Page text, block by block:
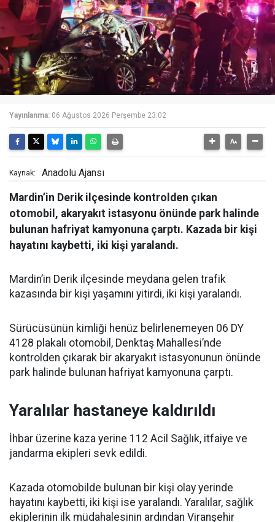
Yayınlanma: 06 Ağustos 2026 Perşembe 23:02
Kaynak: Anadolu Ajansı
Mardin’in Derik ilçesinde kontrolden çıkan
otomobil, akaryakıt istasyonu önünde park halinde
bulunan hafriyat kamyonuna çarptı. Kazada bir kişi
hayatını kaybetti, iki kişi yaralandı.
Mardin’in Derik ilçesinde meydana gelen trafik
kazasında bir kişi yaşamını yitirdi, iki kişi yaralandı.
Sürücüsünün kimliği henüz belirlenemeyen 06 DY
4128 plakalı otomobil, Denktaş Mahallesi’nde
kontrolden çıkarak bir akaryakıt istasyonunun önünde
park halinde bulunan hafriyat kamyonuna çarptı.
Yaralılar hastaneye kaldırıldı
İhbar üzerine kaza yerine 112 Acil Sağlık, itfaiye ve
jandarma ekipleri sevk edildi.
Kazada otomobilde bulunan bir kişi olay yerinde
hayatını kaybetti, iki kişi ise yaralandı. Yaralılar, sağlık
ekiplerinin ilk müdahalesinin ardından Viranşehir